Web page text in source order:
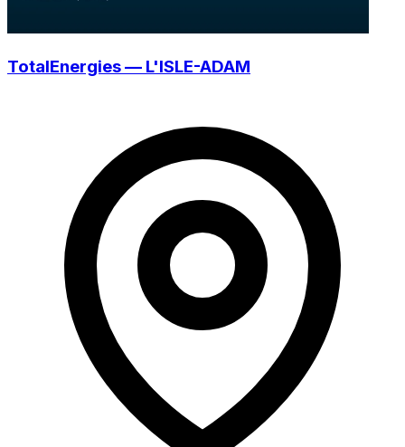
TotalEnergies — L'ISLE-ADAM